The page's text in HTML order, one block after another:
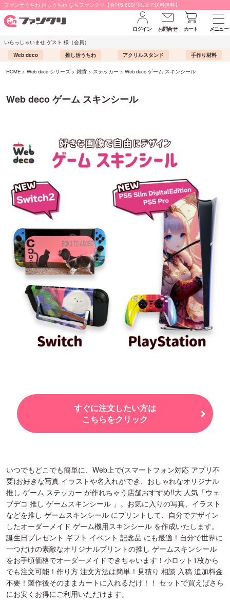
ファンサうちわ 推しうちわ ならファンクリ【合計6,600円以上で送料無料】
ログイン お問合せ カート
メニュー
いらっしゃいませ ゲスト 様（会員）
Web deco
推し活うちわ アクリルスタンド 手作り材料
HOME Web deco シリーズ 雑貨 ステッカー Web deco ゲーム スキンシール
Web deco ゲーム スキンシール
すぐに注文したい方は
こちらをクリック
いつでもどこでも簡単に、Web上で(スマートフォン対応 アプリ不
要)お好きな写真 イラストや名入れができ、おしゃれなオリジナル
推し ゲーム ステッカー が作れちゃう店舗おすすめ!!大 人気「ウェ
ブデコ 推し ゲームスキンシール 」。お気に入りの写真、イラスト
などを推し ゲームスキンシール にプリントして、自分でデザイン
したオーダーメイド ゲーム機用スキンシール を作成いたします。
誕生日プレゼント ギフト イベント 記念品 にも最適！自分で世界に
一つだけの素敵なオリジナルプリントの推し ゲームスキンシール
をお手頃価格でオーダーメイドできちゃいます！小ロット1枚から
でも注文可能！作り方 注文方法は簡単！見積り 相談 入稿 追加料金
不要！製作後そのままカートに入れるだけ！！ セットで買えばさら
にお安くお得にご利用いただけます。